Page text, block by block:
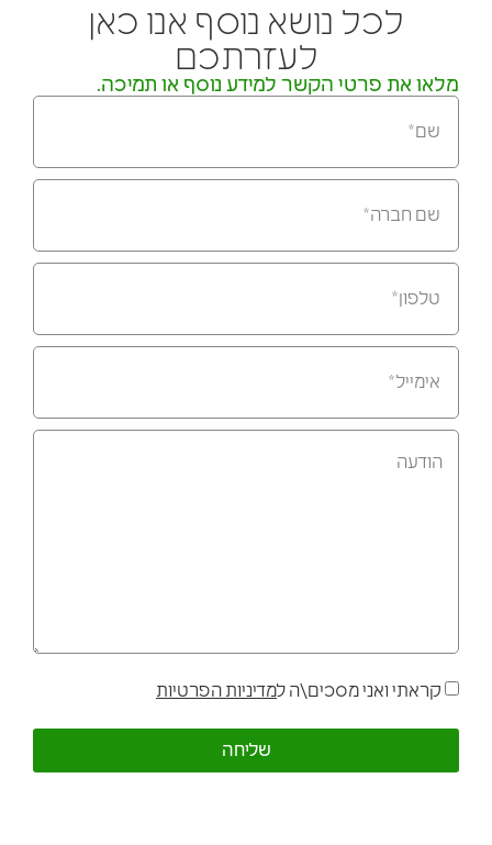
לכל נושא נוסף אנו כאן
לעזרתכם
מלאו את פרטי הקשר למידע נוסף או תמיכה.
קראתי ואני מסכים\ה למדיניות הפרטיות
שליחה